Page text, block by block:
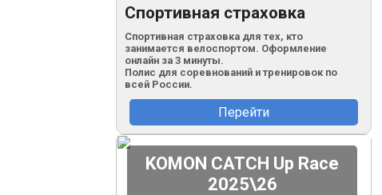
Спортивная страховка
Спортивная страховка для тех, кто
занимается велоспортом. Оформление
онлайн за 3 минуты.
Полис для соревнований и тренировок по
всей России.
Перейти
(
KOMON CATCH Up Race
2025\26
)